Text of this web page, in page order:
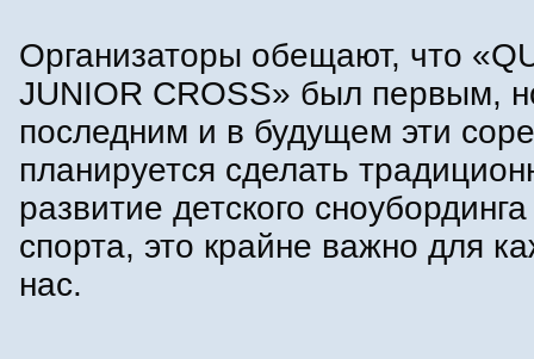
Организаторы обещают, что
JUNIOR CROSS» был первым,
последним и в будущем эти
планируется сделать
развитие детского
спорта, это крайне важно для
нас.